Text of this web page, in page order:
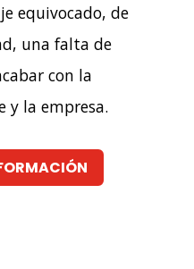
equivocado, de
una falta de
con la
y la empresa.